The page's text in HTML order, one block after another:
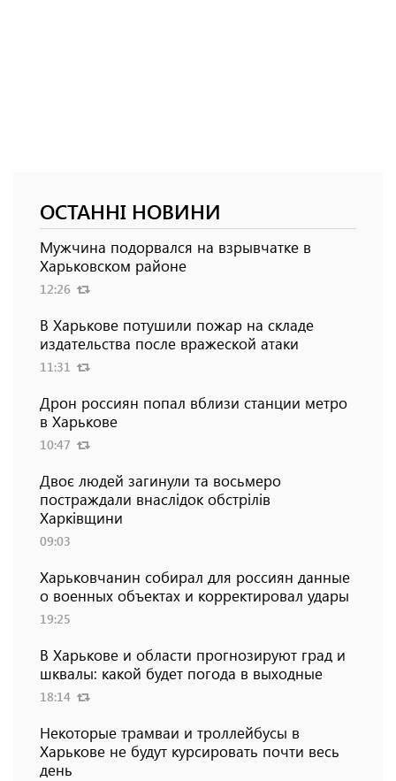
ОСТАННІ НОВИНИ
Мужчина подорвался на взрывчатке в
Харьковском районе
12:26
В Харькове потушили пожар на складе
издательства после вражеской атаки
11:31
Дрон россиян попал вблизи станции метро
в Харькове
10:47
Двоє людей загинули та восьмеро
постраждали внаслідок обстрілів
Харківщини
09:03
Харьковчанин собирал для россиян данные
о военных объектах и ​​корректировал удары
19:25
В Харькове и области прогнозируют град и
шквалы: какой будет погода в выходные
18:14
Некоторые трамваи и троллейбусы в
Харькове не будут курсировать почти весь
день